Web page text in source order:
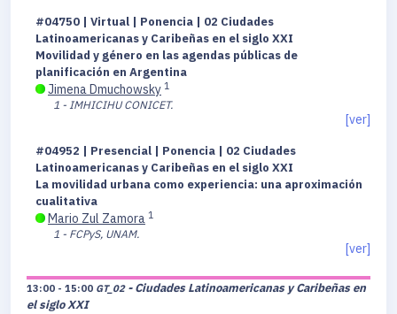
#04750 | Virtual | Ponencia | 02 Ciudades
Latinoamericanas y Caribeñas en el siglo XXI
Movilidad y género en las agendas públicas de
planificación en Argentina
Jimena Dmuchowsky 1
1 - IMHICIHU CONICET.
[ver]
#04952 | Presencial | Ponencia | 02 Ciudades
Latinoamericanas y Caribeñas en el siglo XXI
La movilidad urbana como experiencia: una aproximación
cualitativa
Mario Zul Zamora 1
1 - FCPyS, UNAM.
[ver]
13:00 - 15:00 GT_02 - Ciudades Latinoamericanas y Caribeñas en
el siglo XXI